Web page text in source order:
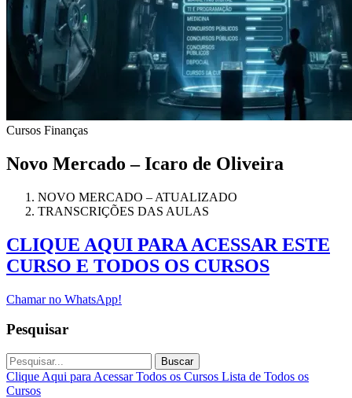
Cursos Finanças
Novo Mercado – Icaro de Oliveira
NOVO MERCADO – ATUALIZADO
TRANSCRIÇÕES DAS AULAS
CLIQUE AQUI PARA ACESSAR ESTE
CURSO E TODOS OS CURSOS
Chamar no WhatsApp!
Pesquisar
Buscar
Clique Aqui para Acessar Todos os Cursos Lista de Todos os
Cursos